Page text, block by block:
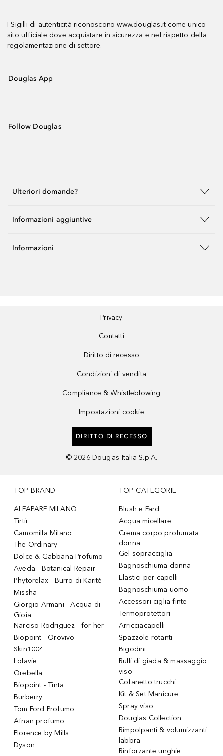
I Sigilli di autenticità riconoscono www.douglas.it come unico
sito ufficiale dove acquistare in sicurezza e nel rispetto della
regolamentazione di settore.
Douglas App
Follow Douglas
Ulteriori domande?
Informazioni aggiuntive
Informazioni
Privacy
Contatti
Diritto di recesso
Condizioni di vendita
Compliance & Whistleblowing
Impostazioni cookie
DIRITTO DI RECESSO
© 2026 Douglas Italia S.p.A.
TOP BRAND
ALFAPARF MILANO
Tirtir
Camomilla Milano
The Ordinary
Dolce & Gabbana Profumo
Aveda - Botanical Repair
Phytorelax - Burro di Karitè
Missha
Giorgio Armani - Acqua di
Gioia
Narciso Rodriguez - for her
Biopoint - Orovivo
Skin1004
Lolavie
Orebella
Biopoint - Tinta
Burberry
Tom Ford Profumo
Afnan profumo
Florence by Mills
Dyson
TOP CATEGORIE
Blush e Fard
Acqua micellare
Crema corpo profumata
donna
Gel sopracciglia
Bagnoschiuma donna
Elastici per capelli
Bagnoschiuma uomo
Accessori ciglia finte
Termoprotettori
Arricciacapelli
Spazzole rotanti
Bigodini
Rulli di giada & massaggio
viso
Cofanetto trucchi
Kit & Set Manicure
Spray viso
Douglas Collection
Rimpolpanti & volumizzanti
labbra
Rinforzante unghie